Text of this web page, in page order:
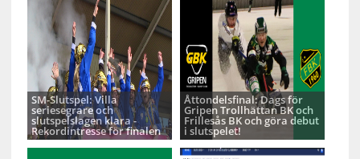
SM-Slutspel: Villa
seriesegrare och
slutspelslagen klara -
Rekordintresse för finalen
Åttondelsfinal: Dags för
Gripen Trollhättan BK och
Frillesås BK och göra debut
i slutspelet!